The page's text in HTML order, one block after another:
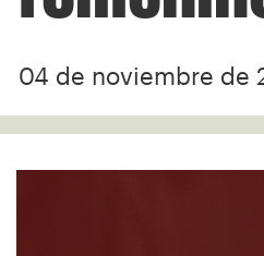
04 de noviembre de